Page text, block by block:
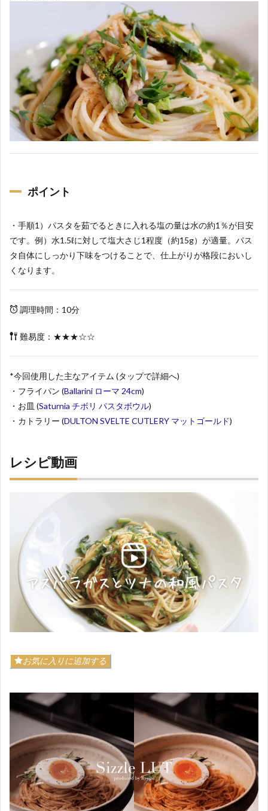
ポイント
・手順1）パスタを茹でるときに入れる塩の量は水の約1％が目安
です。例）水1.5ℓに対して塩大さじ1程度（約15g）が適量。パス
タ自体にしっかり下味をつけることで、仕上がりが格段においし
くなります。
調理時間：10分
難易度：★★★☆☆
*今回使用した主なアイテム (タップで詳細へ)
・フライパン (Ballarini ローマ 24cm)
・お皿 (Saturnia チボリ パスタボウル)
・カトラリー (DULTON SVELTE CUTLERY マットゴールド)
レシピ動画
お気に入りに追加する